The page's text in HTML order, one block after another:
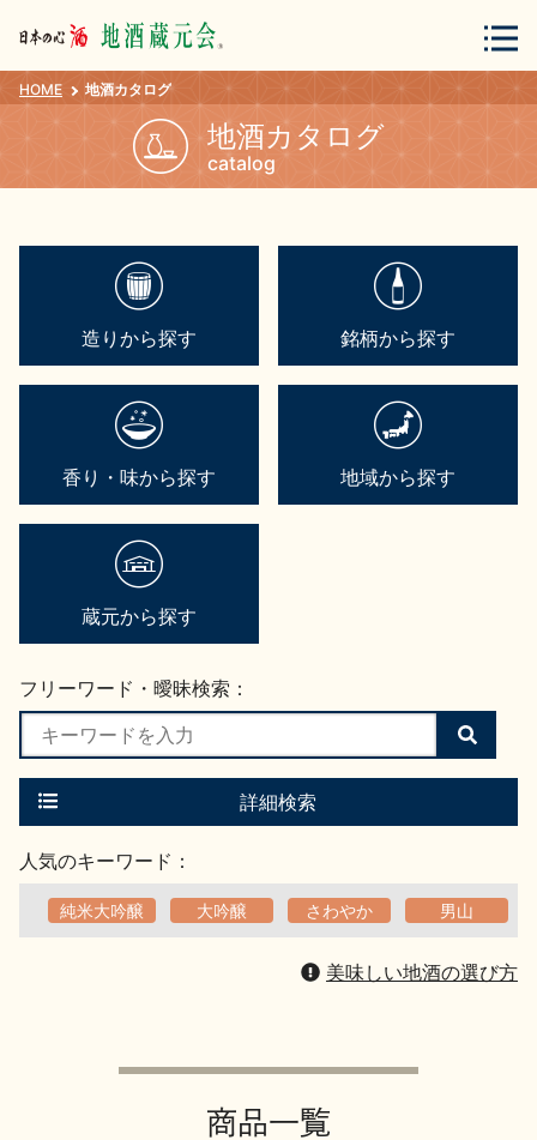
会員登録 ログイン
地酒カタログ
地酒用語集
お楽しみコンテンツ
歳時記 地酒蔵元会検定
地酒小説
HOME 地酒カタログ
地酒カタログ
catalog
造りから探す 銘柄から探す
香り・味から探す 地域から探す
蔵元から探す
フリーワード・曖昧検索：
検
索
す
詳細検索
人気のキーワード：
純米大吟醸 大吟醸 さわやか 男山
美味しい地酒の選び方
商品一覧